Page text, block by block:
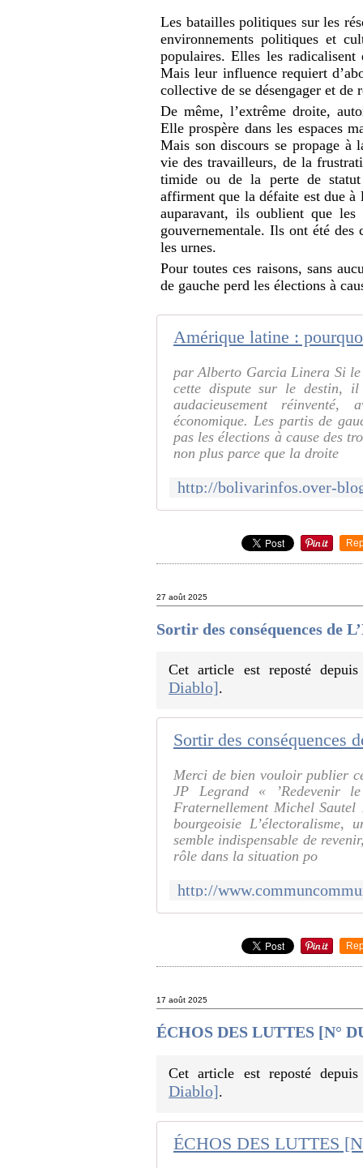
Les batailles politiques sur les
environnements politiques et
populaires. Elles les radicalisent
Mais leur influence requiert
collective de se désengager et de
De même, l’extrême droite,
Elle prospère dans les espaces
Mais son discours se propage à
vie des travailleurs, de la
timide ou de la perte de statut
affirment que la défaite est due à
auparavant, ils oublient que
gouvernementale. Ils ont été des
les urnes.
Pour toutes ces raisons, sans
de gauche perd les élections à
par Alberto Garcia Linera Si le
cette dispute sur le destin,
audacieusement
économique. Les partis de
pas les élections à cause des
non plus parce que la droite
27 août 2025
Sortir des conséquences de
Cet article est reposté
Diablo].
Sortir des conséquences
Merci de bien vouloir publier
JP Legrand « ’Redevenir
Fraternellement Michel
bourgeoisie
semble indispensable de
rôle dans la situation po
17 août 2025
ÉCHOS DES LUTTES [N°
Cet article est reposté
Diablo].
ÉCHOS DES LUTTES